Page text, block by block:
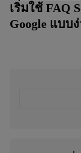
เริ่มใช้ FAQ
Google แบบ